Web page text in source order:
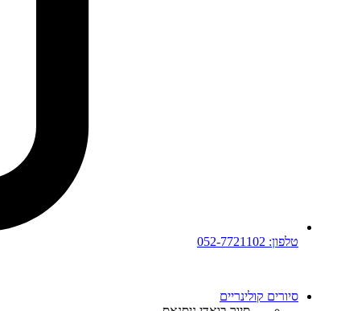
טלפון: 052-7721102
סיורים קולינריים​